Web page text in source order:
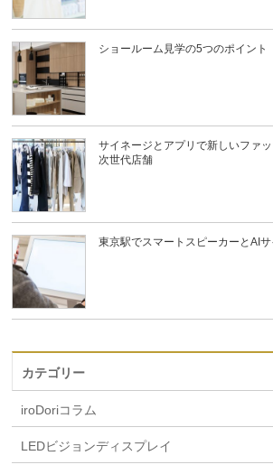
ショールーム見学の5つのポイント
サイネージとアプリで新しいファ
次世代店舗
東京駅でスマートスピーカーとAI
カテゴリー
iroDoriコラム
LEDビジョンディスプレイ